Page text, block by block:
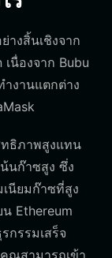
างสิ้นเชิงจาก
นื่องจาก Bubu
ำงานแตกต่าง
ทธิภาพสูงแทน
นก๊าซสูง ซึ่ง
นียมก๊าซที่สูง
Ethereum
กรรมเสร็จ
ณสามารถเข้า